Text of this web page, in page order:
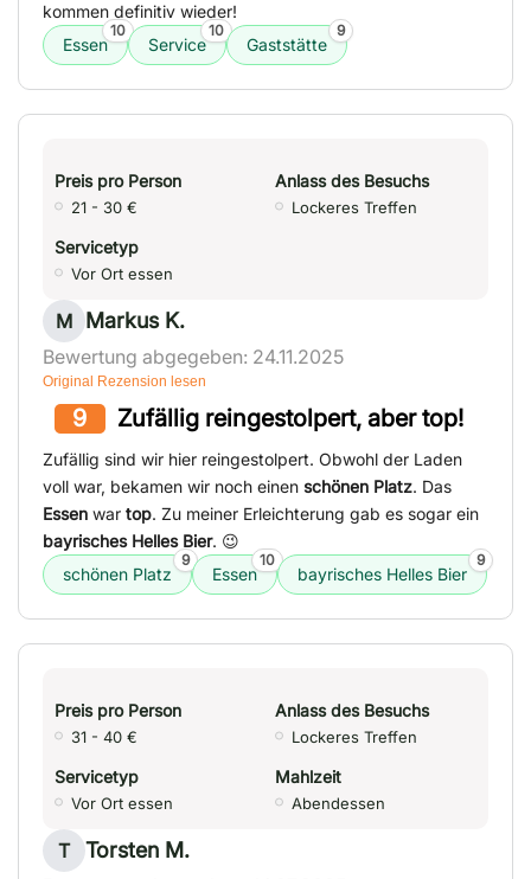
kommen definitiv wieder!
Essen
10
Service
10
Gaststätte
9
Preis pro Person
21 - 30 €
Anlass des Besuchs
Lockeres Treffen
Servicetyp
Vor Ort essen
M Markus K.
Bewertung abgegeben: 24.11.2025
Original Rezension lesen
9 Zufällig reingestolpert, aber top!
Zufällig sind wir hier reingestolpert. Obwohl der Laden
voll war, bekamen wir noch einen schönen Platz. Das
Essen war top. Zu meiner Erleichterung gab es sogar ein
bayrisches Helles Bier. 😉
schönen Platz
9
Essen
10
bayrisches Helles Bier
9
Preis pro Person
31 - 40 €
Anlass des Besuchs
Lockeres Treffen
Servicetyp
Vor Ort essen
Mahlzeit
Abendessen
T Torsten M.